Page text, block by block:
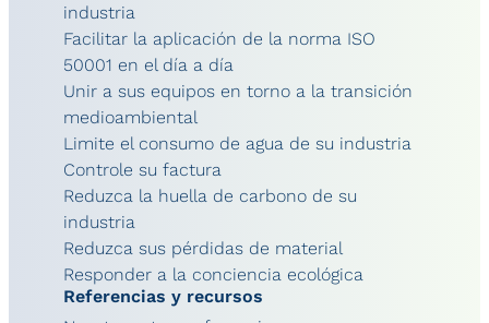
industria
Facilitar la aplicación de la norma ISO
50001 en el día a día
Unir a sus equipos en torno a la transición
medioambiental
Limite el consumo de agua de su industria
Controle su factura
Reduzca la huella de carbono de su
industria
Reduzca sus pérdidas de material
Responder a la conciencia ecológica
Referencias y recursos